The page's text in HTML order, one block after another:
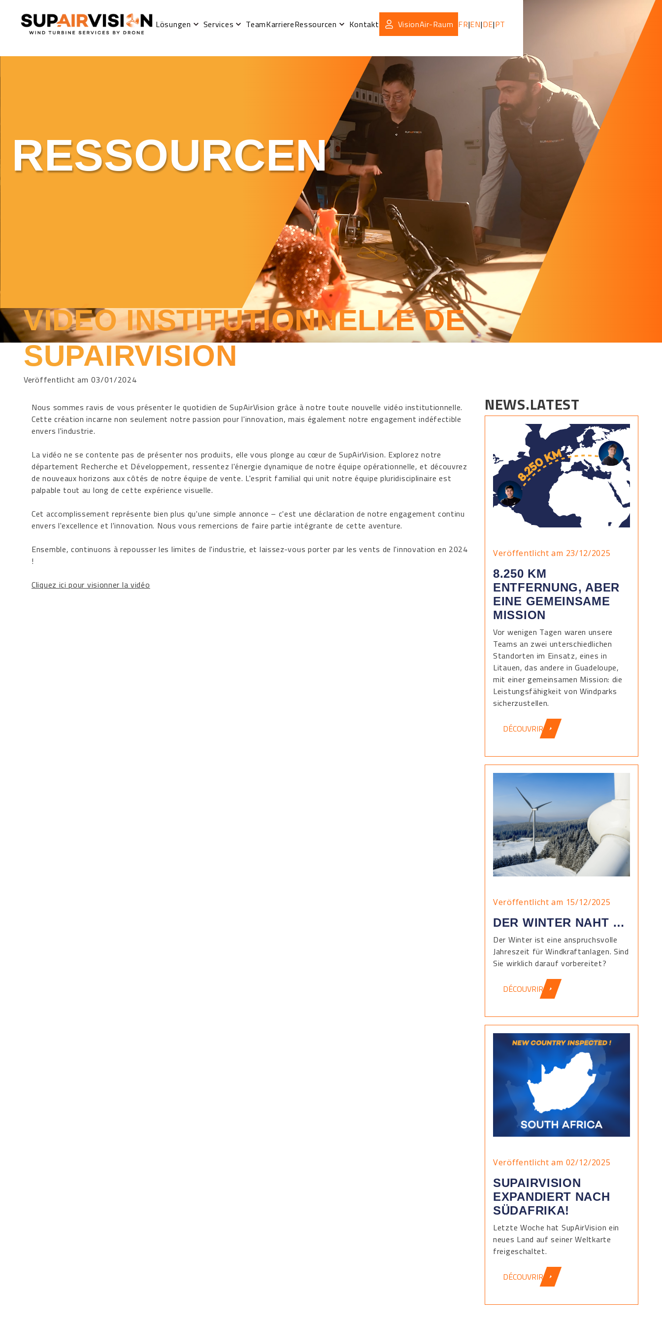
Lösungen Services TeamKarriereRessourcen Kontakt VisionAir-Raum FR|EN|DE|PT
RESSOURCEN
VIDÉO INSTITUTIONNELLE DE
SUPAIRVISION
Veröffentlicht am 03/01/2024
Nous sommes ravis de vous présenter le quotidien de SupAirVision grâce à notre toute nouvelle vidéo institutionnelle.
Cette création incarne non seulement notre passion pour l'innovation, mais également notre engagement indéfectible
envers l'industrie.
La vidéo ne se contente pas de présenter nos produits, elle vous plonge au cœur de SupAirVision. Explorez notre
département Recherche et Développement, ressentez l'énergie dynamique de notre équipe opérationnelle, et découvrez
de nouveaux horizons aux côtés de notre équipe de vente. L'esprit familial qui unit notre équipe pluridisciplinaire est
palpable tout au long de cette expérience visuelle.
Cet accomplissement représente bien plus qu'une simple annonce – c'est une déclaration de notre engagement continu
envers l'excellence et l'innovation. Nous vous remercions de faire partie intégrante de cette aventure.
Ensemble, continuons à repousser les limites de l'industrie, et laissez-vous porter par les vents de l'innovation en 2024
!
Cliquez ici pour visionner la vidéo
NEWS.LATEST
Veröffentlicht am 23/12/2025
8.250 KM
ENTFERNUNG, ABER
EINE GEMEINSAME
MISSION
Vor wenigen Tagen waren unsere
Teams an zwei unterschiedlichen
Standorten im Einsatz, eines in
Litauen, das andere in Guadeloupe,
mit einer gemeinsamen Mission: die
Leistungsfähigkeit von Windparks
sicherzustellen.
DÉCOUVRIR
Veröffentlicht am 15/12/2025
DER WINTER NAHT …
Der Winter ist eine anspruchsvolle
Jahreszeit für Windkraftanlagen. Sind
Sie wirklich darauf vorbereitet?
DÉCOUVRIR
Veröffentlicht am 02/12/2025
SUPAIRVISION
EXPANDIERT NACH
SÜDAFRIKA!
Letzte Woche hat SupAirVision ein
neues Land auf seiner Weltkarte
freigeschaltet.
DÉCOUVRIR